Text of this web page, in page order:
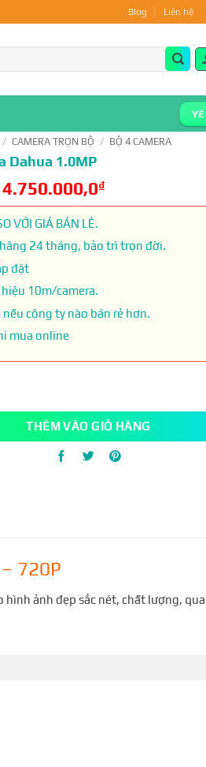
Blog Liên hệ
/ CAMERA TRỌN BỘ / BỘ 4 CAMERA
Dahua 1.0MP
4.750.000,0₫
VỚI GIÁ BÁN LẺ.
24 tháng, bảo trì trọn đời.
đặt
10m/camera.
công ty nào bán rẻ hơn.
mua online
THÊM VÀO GIỎ HÀNG
720P
hình ảnh đẹp sắc nét, chất lượng,